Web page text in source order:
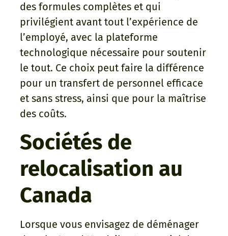
des formules complètes et qui
privilégient avant tout l’expérience de
l’employé, avec la plateforme
technologique nécessaire pour soutenir
le tout. Ce choix peut faire la différence
pour un transfert de personnel efficace
et sans stress, ainsi que pour la maîtrise
des coûts.
Sociétés de
relocalisation au
Canada
Lorsque vous envisagez de déménager